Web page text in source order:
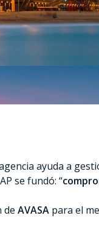
ayuda a
se fundó: “
de AVASA para el